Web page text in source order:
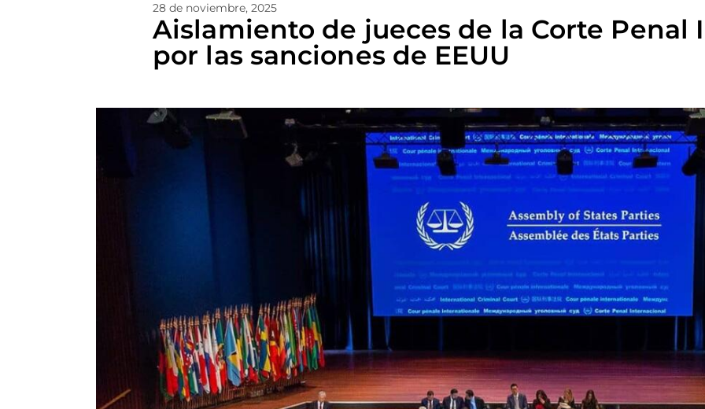
28 de noviembre, 2025
Aislamiento de jueces de la Corte Penal
por las sanciones de EEUU